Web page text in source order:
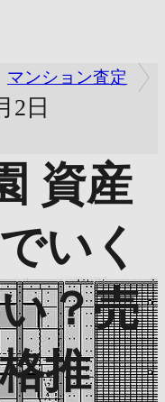
マンション査定
2日
資産
いく
？売
推